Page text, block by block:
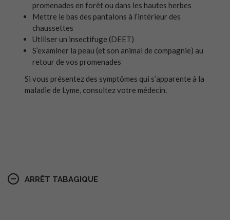
promenades en forêt ou dans les hautes herbes
Mettre le bas des pantalons à l’intérieur des
chaussettes
Utiliser un insectifuge (DEET)
S’examiner la peau (et son animal de compagnie) au
retour de vos promenades
Si vous présentez des symptômes qui s’apparente à la
maladie de Lyme, consultez votre médecin.
ARRÊT TABAGIQUE